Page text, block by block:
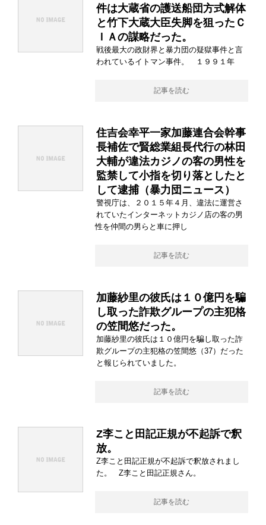
件は大蔵省の護送船団方式解体
と竹下大蔵大臣失脚を狙ったＣ
ＩＡの謀略だった。
戦後最大の政財界と暴力団の疑獄事件と言
われているイトマン事件。 １９９１年
記事を読む
住吉会幸平一家加藤連合会幹事
長補佐で賢総業組長代行の林田
大輔が違法カジノの客の男性を
監禁して小指を切り落としたと
して逮捕（暴力団ニュース）
警視庁は、２０１５年４月、違法に運営さ
れていたインターネットカジノ店の客の男
性を仲間の男らと車に押し
記事を読む
加藤紗里の彼氏は１０億円を騙
し取った詐欺グループの主犯格
の笠間悠だった。
加藤紗里の彼氏は１０億円を騙し取った詐
欺グループの主犯格の笠間悠（37）だった
と報じられていました。
記事を読む
Z李こと田記正規が不起訴で釈
放。
Z李こと田記正規が不起訴で釈放されまし
た。 Z李こと田記正規さん。
記事を読む